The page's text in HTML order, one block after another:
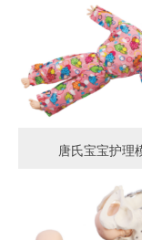
唐氏宝宝护理